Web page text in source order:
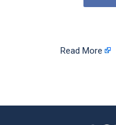
Read More